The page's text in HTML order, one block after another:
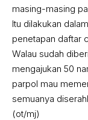
masing-masing
Itu dilakukan
penetapan daftar
Walau sudah
mengajukan 50
parpol mau
semuanya
(ot/mj)